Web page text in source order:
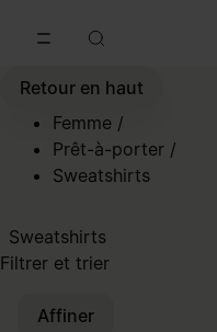
Retour en haut
Femme /
Prêt-à-porter /
Sweatshirts
Sweatshirts
Filtrer et trier
Affiner